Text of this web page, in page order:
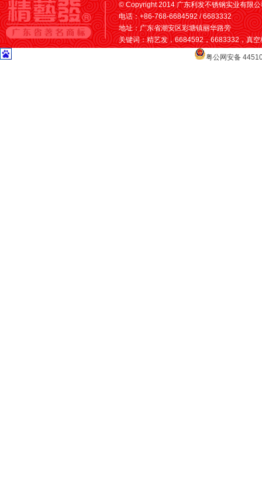
© Copyright 2014 广东利发不锈钢实业有限
电话：+86-768-6684592 / 6683332
地址：广东省潮安区彩塘镇丽华路旁
关键词：精艺发，6684592，6683332，真空
粤公网安备